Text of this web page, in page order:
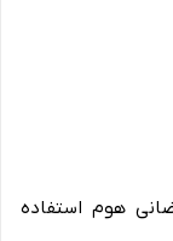
هوم استفاده